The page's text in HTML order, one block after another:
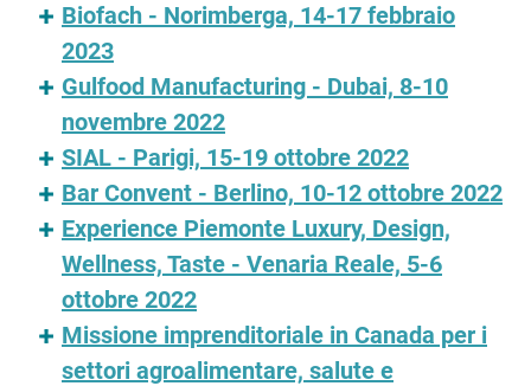
Biofach - Norimberga, 14-17 febbraio
2023
Gulfood Manufacturing - Dubai, 8-10
novembre 2022
SIAL - Parigi, 15-19 ottobre 2022
Bar Convent - Berlino, 10-12 ottobre 2022
Experience Piemonte Luxury, Design,
Wellness, Taste - Venaria Reale, 5-6
ottobre 2022
Missione imprenditoriale in Canada per i
settori agroalimentare, salute e